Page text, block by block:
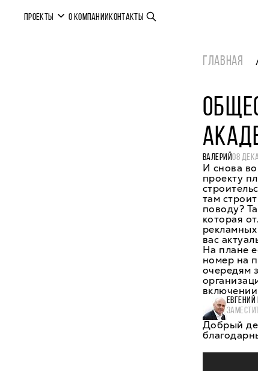
ПРОЕКТЫ О КОМПАНИИКОНТАКТЫ
ГЛАВНАЯ
ВАЛЕРИЙ08
И снова
проекту
там
поводу?
которая
вас
На плане
номер на
очередям
ЕВГЕНИЙ
Добрый